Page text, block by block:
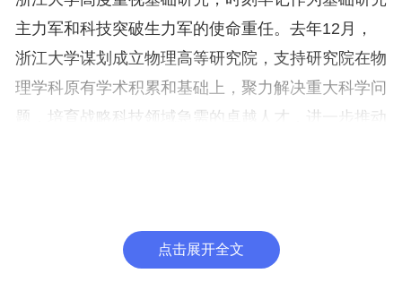
主力军和科技突破生力军的使命重任。去年12月，
浙江大学谋划成立物理高等研究院，支持研究院在物
理学科原有学术积累和基础上，聚力解决重大科学问
题，培育战略科技领域急需的卓越人才，进一步推动
程中，以数学、物理为代表的基础学科，是科学发展
点击展开全文